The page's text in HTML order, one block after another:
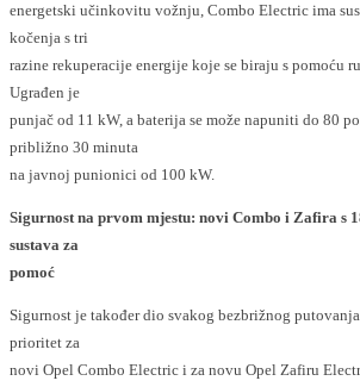
energetski učinkovitu vožnju, Combo Electric ima
kočenja s tri
razine rekuperacije energije koje se biraju s pomoću
Ugrađen je
punjač od 11 kW, a baterija se može napuniti do 80
približno 30 minuta
na javnoj punionici od 100 kW.
Sigurnost na prvom mjestu: novi Combo i Zafira s
sustava za
pomoć
Sigurnost je također dio svakog bezbrižnog
prioritet za
novi Opel Combo Electric i za novu Opel Zafiru